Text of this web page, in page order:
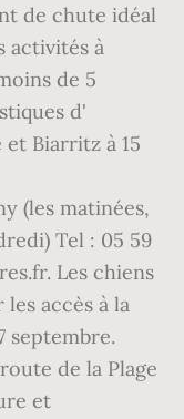
de chute idéal
activités à
de 5
d'
Biarritz à 15
(les matinées,
Tel : 05 59
Les chiens
accès à la
septembre.
route de la Plage
et